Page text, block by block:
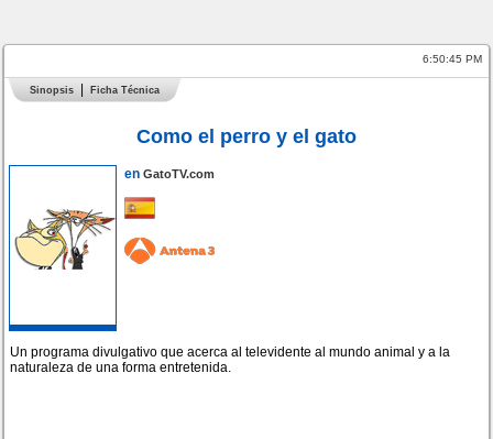
6:50:46 PM
Sinopsis Ficha Técnica
Como el perro y el gato
en GatoTV.com
Un programa divulgativo que acerca al televidente al mundo animal y a la
naturaleza de una forma entretenida.